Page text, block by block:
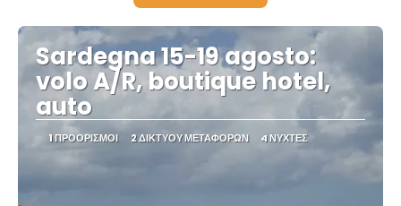
Sardegna 15-19 agosto:
volo A/R, boutique hotel,
auto
1 ΠΡΟΟΡΙΣΜΟΊ 2 ΔΙΚΤΎΟΥ ΜΕΤΑΦΟΡΏΝ 4 ΝΎΧΤΕΣ